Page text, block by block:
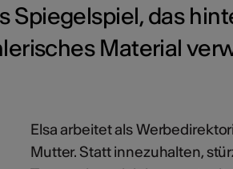
Spiegelspiel, das
Material
Elsa arbeitet als
Mutter. Statt innezuhalten,